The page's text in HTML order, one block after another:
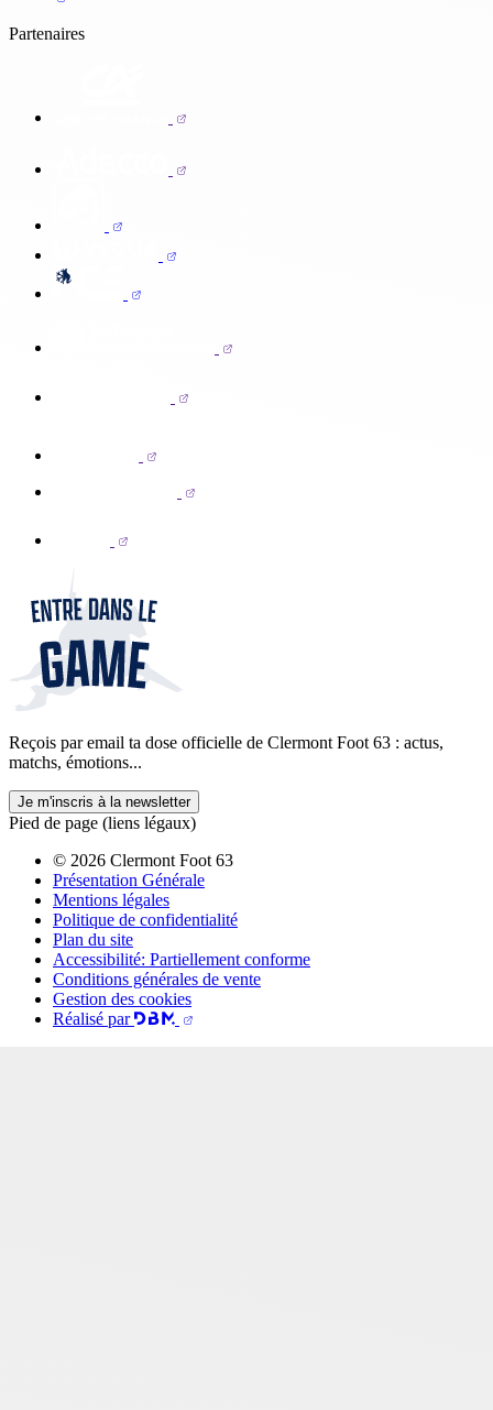
Partenaires
Reçois par email ta dose officielle de Clermont Foot 63 : actus,
matchs, émotions...
Je m'inscris à la newsletter
Pied de page (liens légaux)
© 2026 Clermont Foot 63
Présentation Générale
Mentions légales
Politique de confidentialité
Plan du site
Accessibilité: Partiellement conforme
Conditions générales de vente
Gestion des cookies
Réalisé par